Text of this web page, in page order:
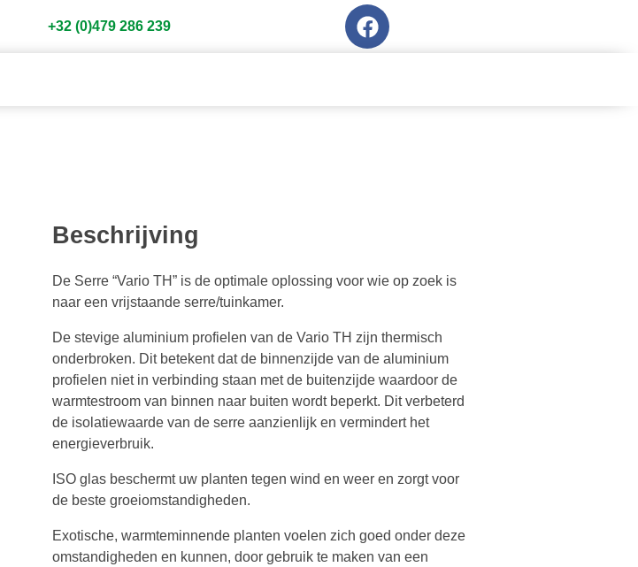
+32 (0)479 286 239
Beschrijving
De Serre “Vario TH” is de optimale oplossing voor wie op zoek is
naar een vrijstaande serre/tuinkamer.
De stevige aluminium profielen van de Vario TH zijn thermisch
onderbroken. Dit betekent dat de binnenzijde van de aluminium
profielen niet in verbinding staan met de buitenzijde waardoor de
warmtestroom van binnen naar buiten wordt beperkt. Dit verbeterd
de isolatiewaarde van de serre aanzienlijk en vermindert het
energieverbruik.
ISO glas beschermt uw planten tegen wind en weer en zorgt voor
de beste groeiomstandigheden.
Exotische, warmteminnende planten voelen zich goed onder deze
omstandigheden en kunnen, door gebruik te maken van een